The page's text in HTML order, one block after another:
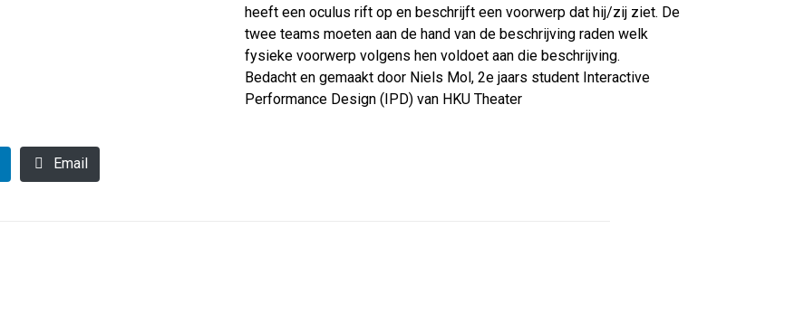
heeft een oculus rift op en beschrijft een voorwerp dat hij/zij ziet. De
twee teams moeten aan de hand van de beschrijving raden welk
fysieke voorwerp volgens hen voldoet aan die beschrijving.
Bedacht en gemaakt door Niels Mol, 2e jaars student Interactive
Performance Design (IPD) van HKU Theater
Email